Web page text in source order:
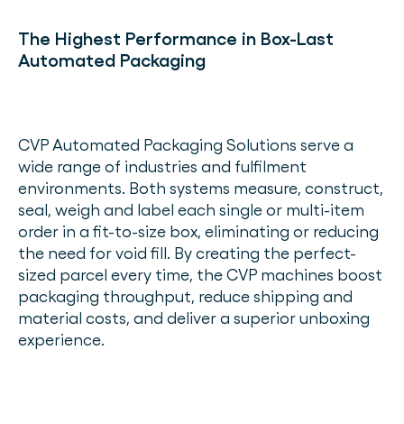
The Highest Performance in Box-Last
Automated Packaging
CVP Automated Packaging Solutions serve a
wide range of industries and fulfilment
environments. Both systems measure, construct,
seal, weigh and label each single or multi-item
order in a fit-to-size box, eliminating or reducing
the need for void fill. By creating the perfect-
sized parcel every time, the CVP machines boost
packaging throughput, reduce shipping and
material costs, and deliver a superior unboxing
experience.